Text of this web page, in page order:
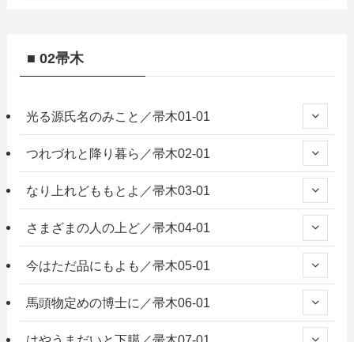
■ 02帚木
光る源氏名のみこと／帚木01-01
つれづれと降り暮ら／帚木02-01
なり上れどももとよ／帚木03-01
さまざまの人の上ど／帚木04-01
今はただ品にもよも／帚木05-01
馬頭物定めの博士に／帚木06-01